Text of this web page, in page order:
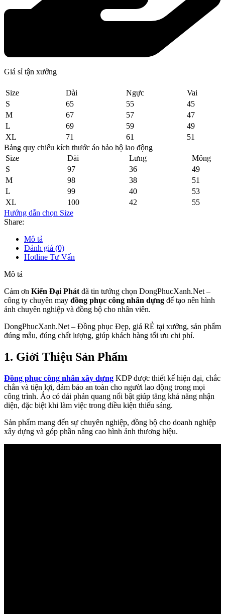
Giá sỉ tận xưởng
Size Dài Ngực
Vai
S
65 55
45
M
67 57
47
L
69 59
49
XL
71 61
51
Bảng quy chiếu kích thước áo bảo hộ lao động
Size
Dài Lưng
Mông
S
97 36
49
M
98 38
51
L
99 40
53
XL
100 42
55
Hướng dẫn chọn Size
Share:
Mô tả
Đánh giá (0)
Hotline Tư Vấn
Mô tả
Cảm ơn Kiến Đại Phát đã tin tưởng chọn DongPhucXanh.Net –
công ty chuyên may đồng phục công nhân dựng để tạo nên hình
ảnh chuyên nghiệp và đồng bộ cho nhân viên.
DongPhucXanh.Net – Đồng phục Đẹp, giá RẺ tại xưởng, sản phẩm
đúng mẫu, đúng chất lượng, giúp khách hàng tối ưu chi phí.
1. Giới Thiệu Sản Phẩm
Đồng phục công nhân xây dựng KDP được thiết kế hiện đại, chắc
chắn và tiện lợi, đảm bảo an toàn cho người lao động trong mọi
công trình. Áo có dải phản quang nổi bật giúp tăng khả năng nhận
diện, đặc biệt khi làm việc trong điều kiện thiếu sáng.
Sản phẩm mang đến sự chuyên nghiệp, đồng bộ cho doanh nghiệp
xây dựng và góp phần nâng cao hình ảnh thương hiệu.